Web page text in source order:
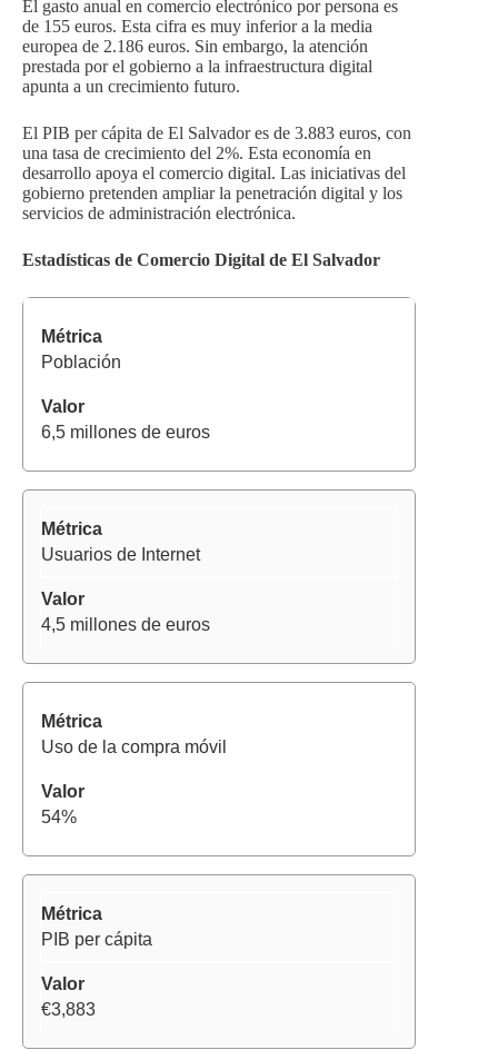
El gasto anual en comercio electrónico por persona es
de 155 euros. Esta cifra es muy inferior a la media
europea de 2.186 euros. Sin embargo, la atención
prestada por el gobierno a la infraestructura digital
apunta a un crecimiento futuro.
El PIB per cápita de El Salvador es de 3.883 euros, con
una tasa de crecimiento del 2%. Esta economía en
desarrollo apoya el comercio digital. Las iniciativas del
gobierno pretenden ampliar la penetración digital y los
servicios de administración electrónica.
Estadísticas de Comercio Digital de El Salvador
Población
6,5 millones de euros
Usuarios de Internet
4,5 millones de euros
Uso de la compra móvil
54%
PIB per cápita
€3,883